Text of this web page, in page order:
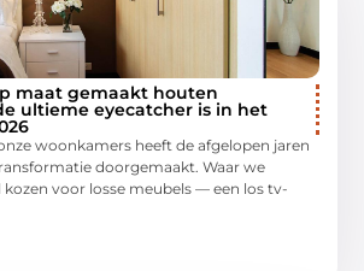
maat gemaakt houten
ultieme eyecatcher is in het
woonkamers heeft de afgelopen jaren
doorgemaakt. Waar we
kozen voor losse meubels — een los tv-